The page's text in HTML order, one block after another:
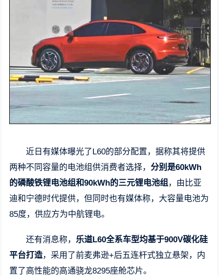
近日有媒体曝光了L60的部分配置，据称其将提供
两种不同容量的电池组供消费者选择，分别是60kWh
的磷酸铁锂电池组和90kWh的三元锂电池组 ，由比亚
迪和宁德时代提供，但同时也有媒体称，大容量电池为
85度，供应方为中航锂电。
还有消息称， 乐道L60全系车型均基于900V碳化硅
平台打造，采用了前麦弗逊+后五连杆式独立悬架，内
置了高性能的高通骁龙8295座舱芯片。